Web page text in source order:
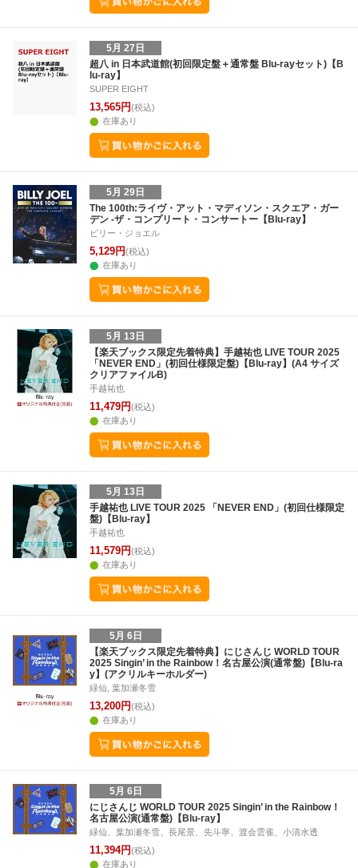
5月 27日
超八 in 日本武道館(初回限定盤＋通常盤 Blu-rayセット)【B
lu-ray】
SUPER EIGHT
13,565円(税込)
在庫あり
5月 29日
The 100th:ライヴ・アット・マディソン・スクエア・ガー
デン -ザ・コンプリート・コンサートー【Blu-ray】
ビリー・ジョエル
5,129円(税込)
在庫あり
5月 13日
【楽天ブックス限定先着特典】手越祐也 LIVE TOUR 2025
「NEVER END」(初回仕様限定盤)【Blu-ray】(A4 サイズ
クリアファイルB)
手越祐也
11,479円(税込)
在庫あり
5月 13日
手越祐也 LIVE TOUR 2025 「NEVER END」(初回仕様限定
盤)【Blu-ray】
手越祐也
11,579円(税込)
在庫あり
5月 6日
【楽天ブックス限定先着特典】にじさんじ WORLD TOUR
2025 Singin’ in the Rainbow！名古屋公演(通常盤)【Blu-ra
y】(アクリルキーホルダー)
緑仙, 葉加瀬冬雪
13,200円(税込)
在庫あり
5月 6日
にじさんじ WORLD TOUR 2025 Singin’ in the Rainbow！
名古屋公演(通常盤)【Blu-ray】
緑仙、葉加瀬冬雪、長尾景、先斗寧、渡会雲雀、小清水透
11,394円(税込)
在庫あり